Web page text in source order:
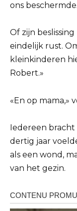
ons beschermde.
Of zijn
eindelijk rust.
kleinkinderen
Robert.»
«En op mama,»
Iedereen bracht
dertig jaar
als een wond,
van het gezin.